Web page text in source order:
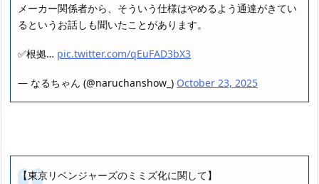
メーカー関係者から、そういう仕様はやめるよう通達がきてい
るというお話しも聞いたことがあります。
✅根拠… pic.twitter.com/qEuFAD3bX3
— なるちゃん (@naruchanshow_) October 23, 2025
【東京リベンジャーズのミミズ化に関して】